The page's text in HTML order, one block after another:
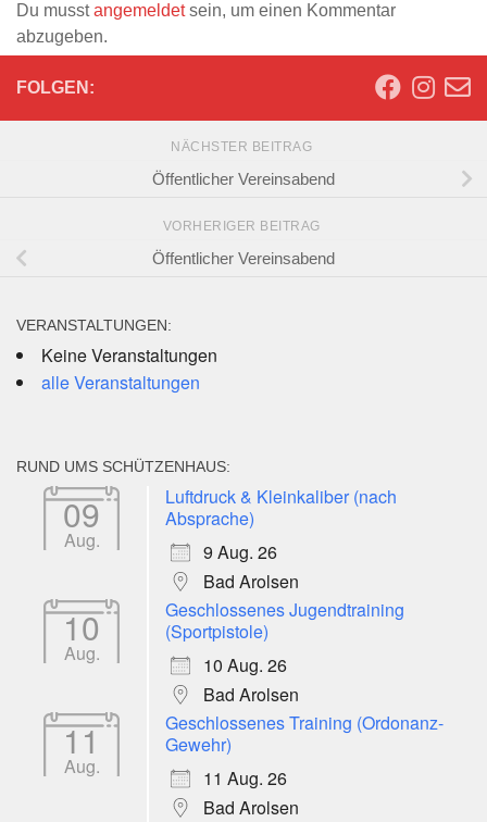
Du musstangemeldetsein, um einen Kommentar
abzugeben.
FOLGEN:
NÄCHSTER BEITRAG
Öffentlicher Vereinsabend
VORHERIGER BEITRAG
Öffentlicher Vereinsabend
VERANSTALTUNGEN:
Keine Veranstaltungen
alle Veranstaltungen
RUND UMS SCHÜTZENHAUS:
09
Aug.
Luftdruck & Kleinkaliber (nach
Absprache)
9 Aug. 26
Bad Arolsen
10
Aug.
Geschlossenes Jugendtraining
(Sportpistole)
10 Aug. 26
Bad Arolsen
11
Aug.
Geschlossenes Training (Ordonanz-
Gewehr)
11 Aug. 26
Bad Arolsen